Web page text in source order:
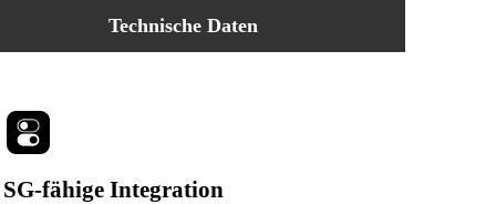
Technische Daten
SG-fähige Integration